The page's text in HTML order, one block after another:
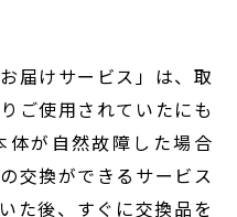
届けサービス」は、取
ご使用されていたにも
体が自然故障した場合
交換ができるサービス
た後、すぐに交換品を